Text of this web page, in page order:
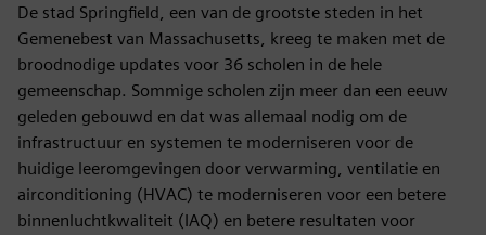
De stad Springfield, een van de grootste steden in het
Gemenebest van Massachusetts, kreeg te maken met de
broodnodige updates voor 36 scholen in de hele
gemeenschap. Sommige scholen zijn meer dan een eeuw
geleden gebouwd en dat was allemaal nodig om de
infrastructuur en systemen te moderniseren voor de
huidige leeromgevingen door verwarming, ventilatie en
airconditioning (HVAC) te moderniseren voor een betere
binnenluchtkwaliteit (IAQ) en betere resultaten voor